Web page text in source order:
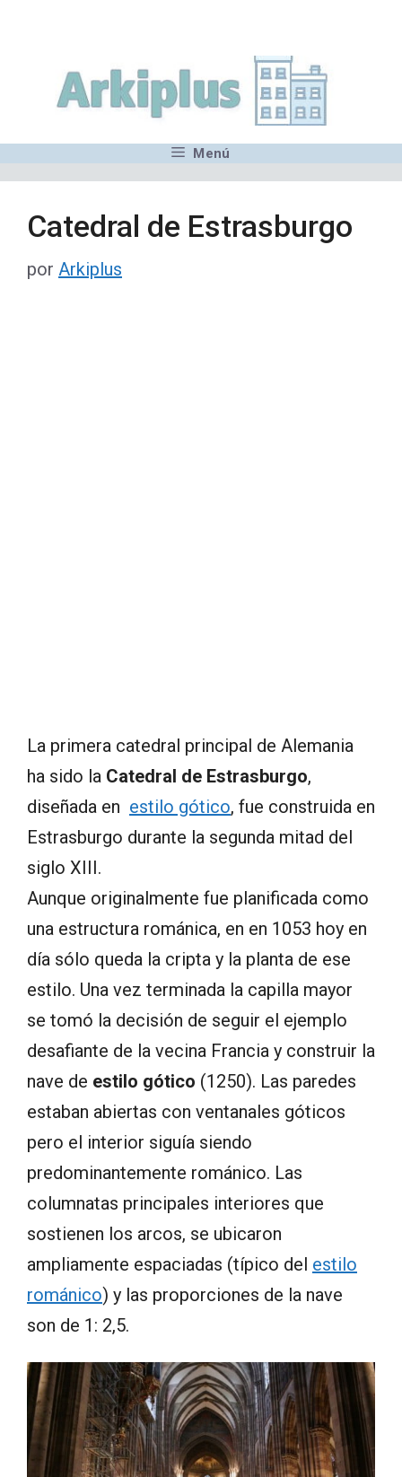
contenido
Menú
Catedral de Estrasburgo
por Arkiplus
La primera catedral principal de Alemania
ha sido la Catedral de Estrasburgo,
diseñada en estilo gótico, fue construida en
Estrasburgo durante la segunda mitad del
siglo XIII.
Aunque originalmente fue planificada como
una estructura románica, en en 1053 hoy en
día sólo queda la cripta y la planta de ese
estilo. Una vez terminada la capilla mayor
se tomó la decisión de seguir el ejemplo
desafiante de la vecina Francia y construir la
nave de estilo gótico (1250). Las paredes
estaban abiertas con ventanales góticos
pero el interior siguía siendo
predominantemente románico. Las
columnatas principales interiores que
sostienen los arcos, se ubicaron
ampliamente espaciadas (típico del estilo
románico) y las proporciones de la nave
son de 1: 2,5.